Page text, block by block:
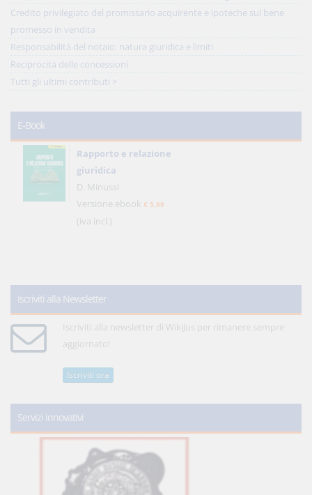
Credito privilegiato del promissario acquirente e ipoteche sul bene
promesso in vendita
Responsabilità del notaio: natura giuridica e limiti
Reciprocità delle concessioni
Tutti gli ultimi contributi >
E-Book
Rapporto e relazione
giuridica
D. Minussi
Versione ebook € 5,99
(iva incl.)
Iscriviti alla Newsletter
Iscriviti alla newsletter di WikiJus per rimanere sempre
aggiornato!
Iscriviti ora
Servizi innovativi